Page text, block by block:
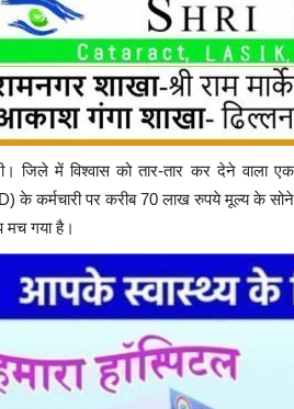
जिले में विश्वास को तार-तार कर देने वाला
के कर्मचारी पर करीब 70 लाख रुपये मूल्य के
मच गया है।
धमतरी